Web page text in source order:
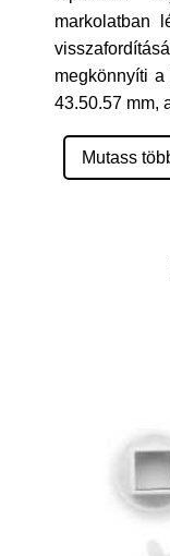
markolatban
megkönnyíti
43.50.57 mm,
Mutass